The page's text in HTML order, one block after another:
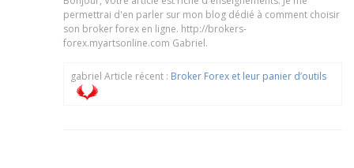
permettrai d'en parler sur mon blog dédié à comment choisir
son broker forex en ligne. http://brokers-
forex.myartsonline.com Gabriel.
gabriel Article récent : Broker Forex et leur panier d’outils